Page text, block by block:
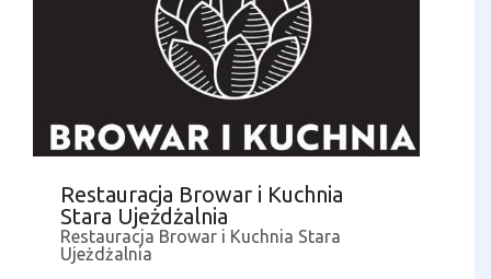
Restauracja Browar i Kuchnia
Stara Ujeżdżalnia
Restauracja Browar i Kuchnia Stara
Ujeżdżalnia